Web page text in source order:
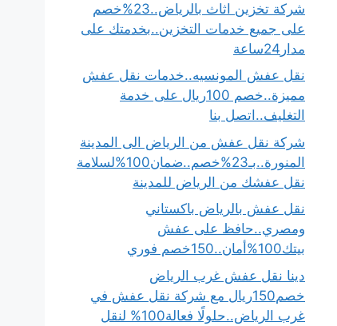
شركة تخزين اثاث بالرياض..23%خصم
على جميع خدمات التخزين..بخدمتك على
مدار24ساعة
نقل عفش المونسيه..خدمات نقل عفش
مميزة..خصم 100ريال على خدمة
التغليف..اتصل بنا
شركة نقل عفش من الرياض الى المدينة
المنورة..بـ23%خصم..ضمان100%لسلامة
نقل عفشك من الرياض للمدينة
نقل عفش بالرياض باكستاني
ومصري..حافظ على عفش
بيتك100%أمان..150خصم فوري
دينا نقل عفش غرب الرياض
خصم150ريال مع شركة نقل عفش في
غرب الرياض..حلولًا فعالة100% لنقل